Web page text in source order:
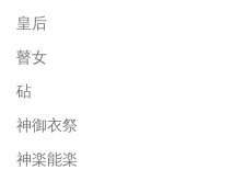
皇后
瞽女
砧
神御衣祭
神楽能楽